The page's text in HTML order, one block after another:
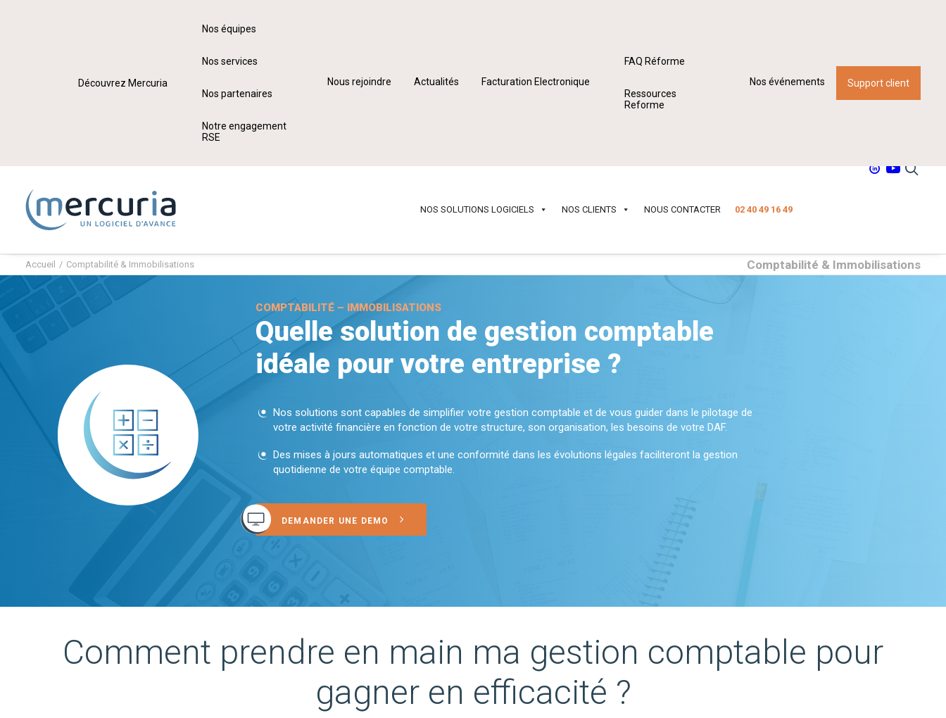
Découvrez Mercuria
Nos équipes
Nos services
Nos partenaires
Notre engagement
RSE
Nous rejoindre Actualités Facturation Electronique
FAQ Réforme
Ressources
Reforme
Nos événements Support client
NOS SOLUTIONS LOGICIELS NOS CLIENTS NOUS CONTACTER 02 40 49 16 49
Comptabilité & Immobilisations
Accueil Comptabilité & Immobilisations
COMPTABILITÉ – IMMOBILISATIONS
Quelle solution de gestion comptable
idéale pour votre entreprise ?
Nos solutions sont capables de simplifier votre gestion comptable et de vous guider dans le pilotage de
votre activité financière en fonction de votre structure, son organisation, les besoins de votre DAF.
Des mises à jours automatiques et une conformité dans les évolutions légales faciliteront la gestion
quotidienne de votre équipe comptable.
DEMANDER UNE DEMO
Comment prendre en main ma gestion comptable pour
gagner en efficacité ?